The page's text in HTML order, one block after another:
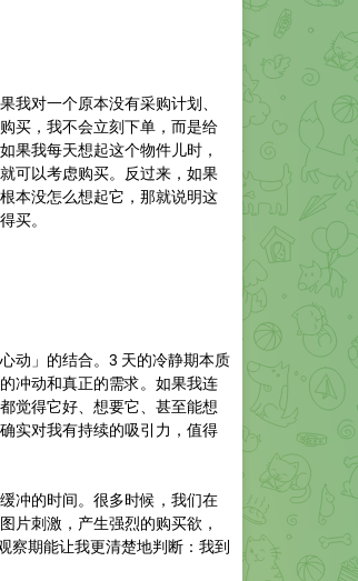
我对一个原本没有采购计划、
买，我不会立刻下单，而是给
果我每天想起这个物件儿时，
可以考虑购买。反过来，如果
本没怎么想起它，那就说明这
买。
动」的结合。3 天的冷静期本质
冲动和真正的需求。如果我连
觉得它好、想要它、甚至能想
实对我有持续的吸引力，值得
冲的时间。很多时候，我们在
片刺激，产生强烈的购买欲，
察期能让我更清楚地判断：我到